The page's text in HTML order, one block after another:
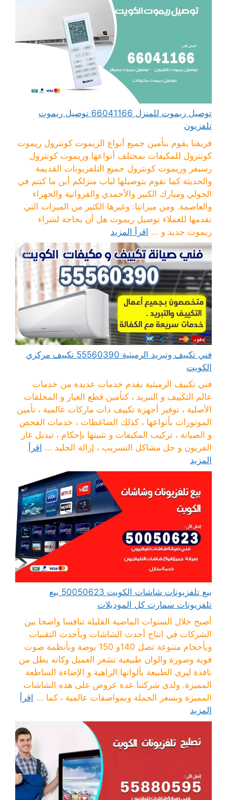
توصيل ريموت للمنزل 66041166 توصيل ريموت
تلفزيون
فريقنا يقوم بتأمين جميع أنواع الريموت كونترول ريموت
كونترول للمكيفات بمختلف أنواعها وريموت كونترول
رسيفر وريموت كونترول جميع التلفزيونات القديمة
والحديثة كما نقوم بتوصيلها لباب منزلكم أين ما كنتم في
الحولي ومبارك الكبير والأحمدي والفروانية والجهراء
والعاصمة. ومن ميزاتنا: وغيرها الكثير من الميزات التي
نقدمها للعملاء توصيل ريموت هل أن بحاجة لشراء
ريموت جديد و ... اقرأ المزيد
فني تكييف وتبريد الرميثية 55560390 تكييف مركزي
الكويت
فني تكييف الرميثية يقدم خدمات عديدة من خدمات
عالم التكييف و التبريد ، كتأمين قطع الغيار و المحلقات
الأصلية ، توفير أجهزة تكييف ذات ماركات عالمية ، تأمين
الموتورات بأنواعها ، كذلك الضاغطات ، خدمات الفحص
و الصيانة ، تركيب المكيفات و تثبيتها بإحكام ، تبديل غاز
الفريون و حل مشاكل التسريب ، إزالة الجليد ... اقرأ
المزيد
بيع تلفزيونات شاشات الكويت 50050623 بيع
تلفزيونات سمارت كل الموديلات
أصبح خلال السنوات الماضية القليلة تنافسا واضحا بين
الشركات في انتاج أحدث الشاشات وبأحدث التقنيات
وبأحجام متنوعة تصل 140و 150 بوصة وبأنظمة صوت
قوية وصورة والوان طبيعية تشعر العميل وكانه يطل من
نافذة ليرى الطبيعة بألوانها الزاهية و الإضاءة الساطعة
المميزة. ولدى شركتنا عدة عروض على هذه الشاشات
المميزة وبسعر الجملة وبمواصفات عالمية ، كما ... اقرأ
المزيد